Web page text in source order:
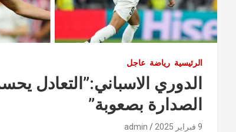
الرئيسية رياضة عاجل
الدوري الاسباني:”التعادل
الصدارة بصعوبة”
9 فبراير 2025 admin